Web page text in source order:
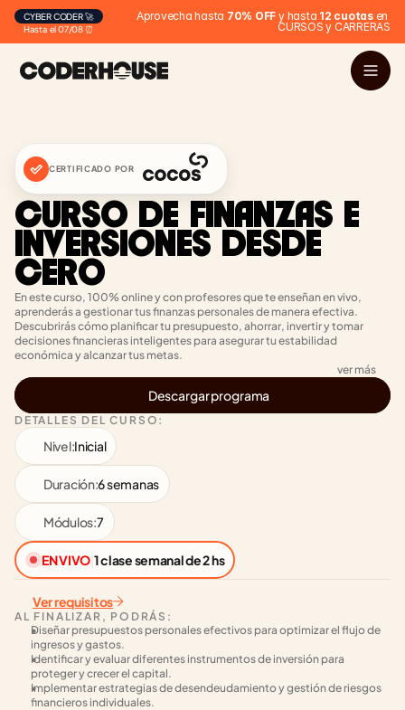
Hasta el 07/08 ⏰
CYBER CODER 🚀 Aprovecha hasta 70% OFF y hasta 12 cuotas en
CURSOS y CARRERAS
CERTIFICADO POR
CURSO DE FINANZAS E
INVERSIONES DESDE
CERO
En este curso, 100% online y con profesores que te enseñan en vivo,
aprenderás a gestionar tus finanzas personales de manera efectiva.
Descubrirás cómo planificar tu presupuesto, ahorrar, invertir y tomar
decisiones financieras inteligentes para asegurar tu estabilidad
económica y alcanzar tus metas.
ver más
Descargar programa
DETALLES DEL CURSO:
Nivel:Inicial
Duración:6 semanas
Módulos:7
EN VIVO 1 clase semanal de 2 hs
Ver requisitos
AL FINALIZAR, PODRÁS:
Diseñar presupuestos personales efectivos para optimizar el flujo de
ingresos y gastos.
Identificar y evaluar diferentes instrumentos de inversión para
proteger y crecer el capital.
Implementar estrategias de desendeudamiento y gestión de riesgos
financieros individuales.